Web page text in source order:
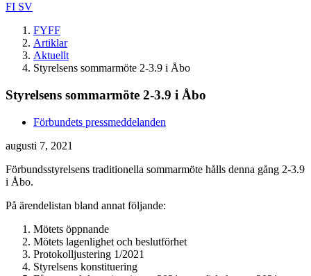
FI SV
FYFF
Artiklar
Aktuellt
Styrelsens sommarmöte 2-3.9 i Åbo
Styrelsens sommarmöte 2-3.9 i Åbo
Förbundets pressmeddelanden
augusti 7, 2021
Förbundsstyrelsens traditionella sommarmöte hålls denna gång 2-3.9
i Åbo.
På ärendelistan bland annat följande:
Mötets öppnande
Mötets lagenlighet och beslutförhet
Protokolljustering 1/2021
Styrelsens konstituering